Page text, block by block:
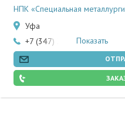
НПК «Специальная
Уфа
+7 (347) 200-83-47
Показать